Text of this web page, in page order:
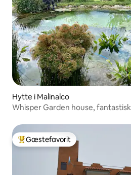
Hytte i Malinalco
Whisper Garden house,
Bedste gæstefavorit
Gæstefavorit